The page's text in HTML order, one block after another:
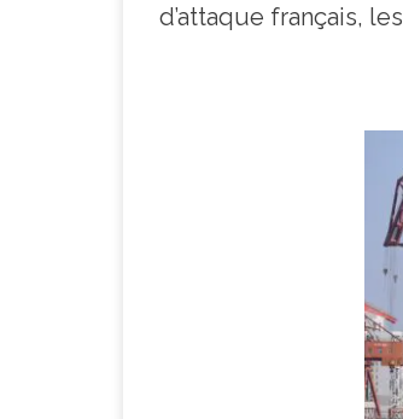
d’attaque français, les